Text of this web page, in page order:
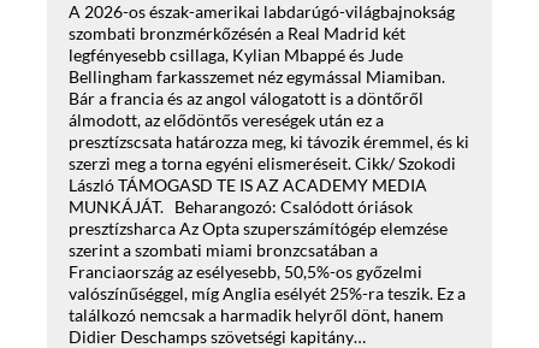
A 2026-os észak-amerikai labdarúgó-világbajnokság
szombati bronzmérkőzésén a Real Madrid két
legfényesebb csillaga, Kylian Mbappé és Jude
Bellingham farkasszemet néz egymással Miamiban.
Bár a francia és az angol válogatott is a döntőről
álmodott, az elődöntős vereségek után ez a
presztízscsata határozza meg, ki távozik éremmel, és ki
szerzi meg a torna egyéni elismeréseit. Cikk/ Szokodi
László TÁMOGASD TE IS AZ ACADEMY MEDIA
MUNKÁJÁT. Beharangozó: Csalódott óriások
presztízsharca Az Opta szuperszámítógép elemzése
szerint a szombati miami bronzcsatában a
Franciaország az esélyesebb, 50,5%-os győzelmi
valószínűséggel, míg Anglia esélyét 25%-ra teszik. Ez a
találkozó nemcsak a harmadik helyről dönt, hanem
Didier Deschamps szövetségi kapitány…